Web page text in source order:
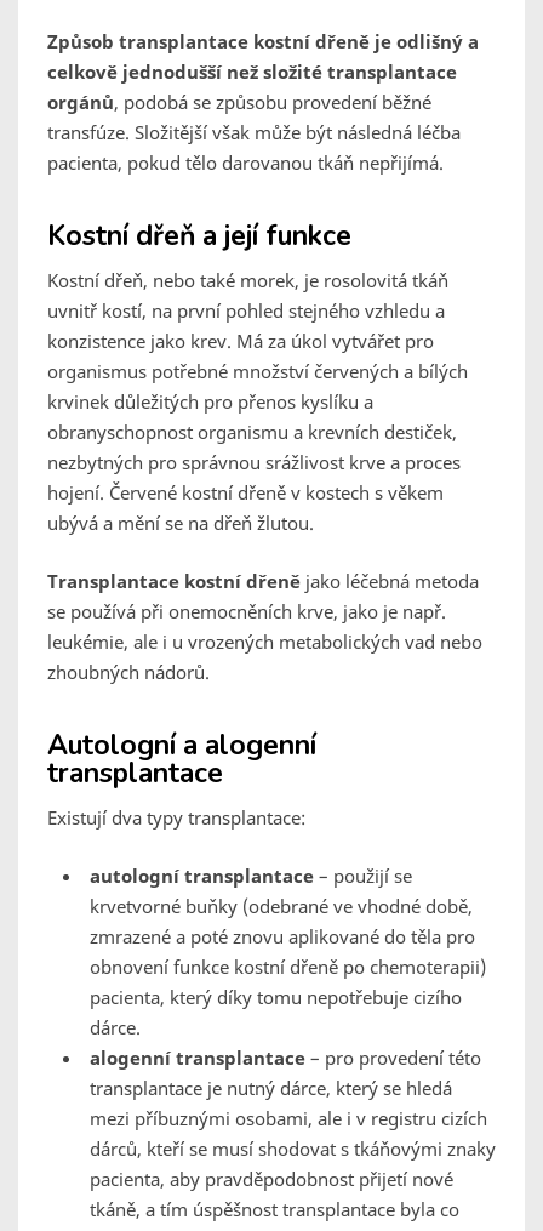
Způsob transplantace kostní dřeně je odlišný a
celkově jednodušší než složité transplantace
orgánů, podobá se způsobu provedení běžné
transfúze. Složitější však může být následná léčba
pacienta, pokud tělo darovanou tkáň nepřijímá.
Kostní dřeň a její funkce
Kostní dřeň, nebo také morek, je rosolovitá tkáň
uvnitř kostí, na první pohled stejného vzhledu a
konzistence jako krev. Má za úkol vytvářet pro
organismus potřebné množství červených a bílých
krvinek důležitých pro přenos kyslíku a
obranyschopnost organismu a krevních destiček,
nezbytných pro správnou srážlivost krve a proces
hojení. Červené kostní dřeně v kostech s věkem
ubývá a mění se na dřeň žlutou.
Transplantace kostní dřeně jako léčebná metoda
se používá při onemocněních krve, jako je např.
leukémie, ale i u vrozených metabolických vad nebo
zhoubných nádorů.
Autologní a alogenní
transplantace
Existují dva typy transplantace:
autologní transplantace – použijí se
krvetvorné buňky (odebrané ve vhodné době,
zmrazené a poté znovu aplikované do těla pro
obnovení funkce kostní dřeně po chemoterapii)
pacienta, který díky tomu nepotřebuje cizího
dárce.
alogenní transplantace – pro provedení této
transplantace je nutný dárce, který se hledá
mezi příbuznými osobami, ale i v registru cizích
dárců, kteří se musí shodovat s tkáňovými znaky
pacienta, aby pravděpodobnost přijetí nové
tkáně, a tím úspěšnost transplantace byla co